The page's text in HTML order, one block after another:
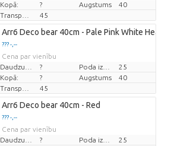
Kopā:
? Augstums
40
45
Arr6 Deco bear 40cm - Pale Pink White Heart
??? -,--
Cena par vienību
?
25
Kopā:
? Augstums
40
45
Arr6 Deco bear 40cm - Red
??? -,--
Cena par vienību
?
25